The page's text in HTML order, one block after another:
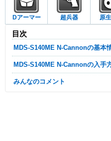
Dアーマー 超兵器 原
目次
MDS-S140ME N-Cannonの基本
MDS-S140ME N-Cannonの入手
みんなのコメント